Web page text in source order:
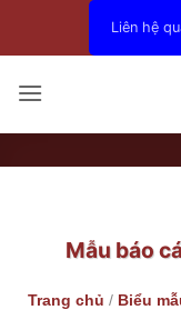
dung
Liên hệ
Mẫu báo
Trang chủ / Biểu